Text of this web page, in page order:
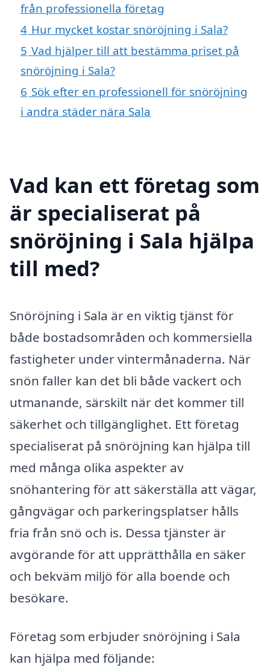
från professionella företag
4 Hur mycket kostar snöröjning i Sala?
5 Vad hjälper till att bestämma priset på
snöröjning i Sala?
6 Sök efter en professionell för snöröjning
i andra städer nära Sala
Vad kan ett företag som
är specialiserat på
snöröjning i Sala hjälpa
till med?
Snöröjning i Sala är en viktig tjänst för
både bostadsområden och kommersiella
fastigheter under vintermånaderna. När
snön faller kan det bli både vackert och
utmanande, särskilt när det kommer till
säkerhet och tillgänglighet. Ett företag
specialiserat på snöröjning kan hjälpa till
med många olika aspekter av
snöhantering för att säkerställa att vägar,
gångvägar och parkeringsplatser hålls
fria från snö och is. Dessa tjänster är
avgörande för att upprätthålla en säker
och bekväm miljö för alla boende och
besökare.
Företag som erbjuder snöröjning i Sala
kan hjälpa med följande: